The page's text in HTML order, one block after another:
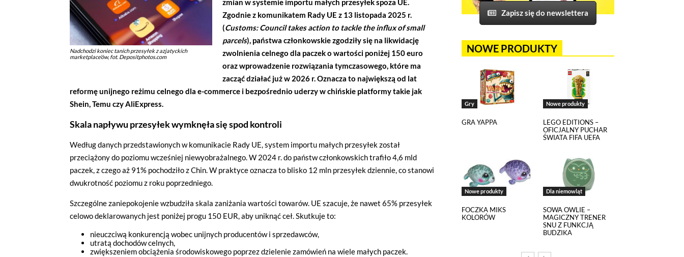
Nadchodzi koniec tanich przesyłek z azjatyckich
marketplace’ów, fot. Depositphotos.com
zmian w systemie importu małych przesyłek spoza UE.
Zgodnie z komunikatem Rady UE z 13 listopada 2025 r.
(Customs: Council takes action to tackle the influx of small
parcels), państwa członkowskie zgodziły się na likwidację
zwolnienia celnego dla paczek o wartości poniżej 150 euro
oraz wprowadzenie rozwiązania tymczasowego, które ma
zacząć działać już w 2026 r. Oznacza to największą od lat
reformę unijnego reżimu celnego dla e-commerce i bezpośrednio uderzy w chińskie platformy takie jak
Shein, Temu czy AliExpress.
Skala napływu przesyłek wymknęła się spod kontroli
Według danych przedstawionych w komunikacie Rady UE, system importu małych przesyłek został
przeciążony do poziomu wcześniej niewyobrażalnego. W 2024 r. do państw członkowskich trafiło 4,6 mld
paczek, z czego aż 91% pochodziło z Chin. W praktyce oznacza to blisko 12 mln przesyłek dziennie, co stanowi
dwukrotność poziomu z roku poprzedniego.
Szczególne zaniepokojenie wzbudziła skala zaniżania wartości towarów. UE szacuje, że nawet 65% przesyłek
celowo deklarowanych jest poniżej progu 150 EUR, aby uniknąć ceł. Skutkuje to:
nieuczciwą konkurencją wobec unijnych producentów i sprzedawców,
utratą dochodów celnych,
zwiększeniem obciążenia środowiskowego poprzez dzielenie zamówień na wiele małych paczek.
Zapisz się do newslettera
NOWE PRODUKTY
Gry
GRA YAPPA
Nowe produkty
LEGO EDITIONS –
OFICJALNY PUCHAR
ŚWIATA FIFA UEFA
Nowe produkty
FOCZKA MIKS
KOLORÓW
Dla niemowląt
SOWA OWLIE –
MAGICZNY TRENER
SNU Z FUNKCJĄ
BUDZIKA